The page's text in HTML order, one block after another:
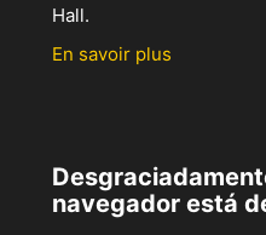
Hall.
En savoir plus
navegador está